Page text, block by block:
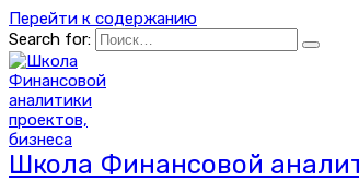
Перейти к содержанию
Search for:
Школа Финансовой